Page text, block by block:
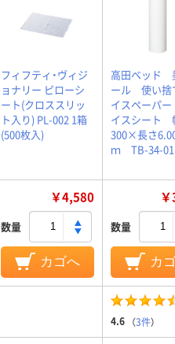
フィフティ・ヴィジ
ョナリー ピローシ
ート(クロススリッ
ト入り) PL-002 1箱
(500枚入)
高田ベッド
ール 使い捨
イスペーパ
イスシート
300×長さ
ｍ TB-34-
￥4,580
数量
カゴへ
数量
カ
4.6 （3件）